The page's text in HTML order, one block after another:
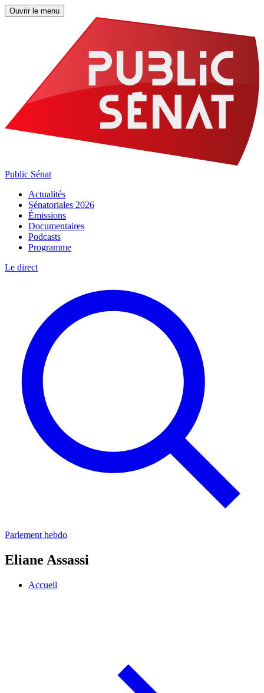
Ouvrir le menu
Public Sénat
Actualités
Sénatoriales 2026
Émissions
Documentaires
Podcasts
Programme
Le direct
Parlement hebdo
Eliane Assassi
Accueil